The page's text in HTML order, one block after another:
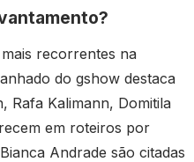
recorrentes na
do gshow destaca
Rafa Kalimann, Domitila
em roteiros por
Andrade são citadas